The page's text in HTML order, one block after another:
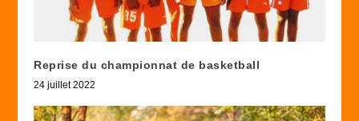
Reprise du championnat de basketball
24 juillet 2022